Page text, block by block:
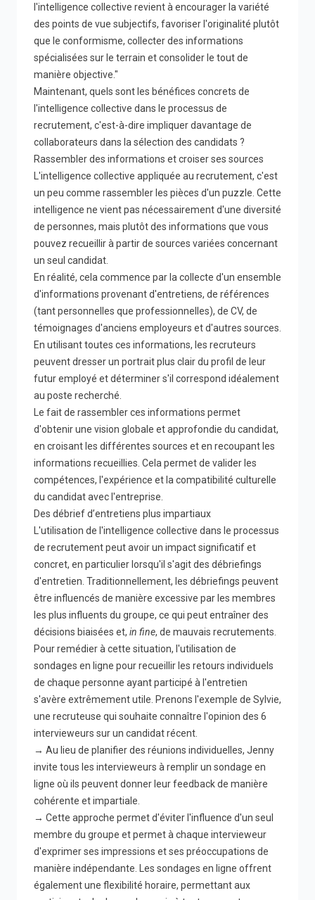
l'intelligence collective revient à encourager la variété
des points de vue subjectifs, favoriser l'originalité plutôt
que le conformisme, collecter des informations
spécialisées sur le terrain et consolider le tout de
manière objective."
Maintenant, quels sont les bénéfices concrets de
l'intelligence collective dans le processus de
recrutement, c'est-à-dire impliquer davantage de
collaborateurs dans la sélection des candidats ?
Rassembler des informations et croiser ses sources
L'intelligence collective appliquée au recrutement, c'est
un peu comme rassembler les pièces d'un puzzle. Cette
intelligence ne vient pas nécessairement d'une diversité
de personnes, mais plutôt des informations que vous
pouvez recueillir à partir de sources variées concernant
un seul candidat.
En réalité, cela commence par la collecte d'un ensemble
d'informations provenant d'entretiens, de références
(tant personnelles que professionnelles), de CV, de
témoignages d'anciens employeurs et d'autres sources.
En utilisant toutes ces informations, les recruteurs
peuvent dresser un portrait plus clair du profil de leur
futur employé et déterminer s'il correspond idéalement
au poste recherché.
Le fait de rassembler ces informations permet
d'obtenir une vision globale et approfondie du candidat,
en croisant les différentes sources et en recoupant les
informations recueillies. Cela permet de valider les
compétences, l'expérience et la compatibilité culturelle
du candidat avec l'entreprise.
Des débrief d’entretiens plus impartiaux
L'utilisation de l'intelligence collective dans le processus
de recrutement peut avoir un impact significatif et
concret, en particulier lorsqu'il s'agit des débriefings
d'entretien. Traditionnellement, les débriefings peuvent
être influencés de manière excessive par les membres
les plus influents du groupe, ce qui peut entraîner des
décisions biaisées et, in fine, de mauvais recrutements.
Pour remédier à cette situation, l'utilisation de
sondages en ligne pour recueillir les retours individuels
de chaque personne ayant participé à l'entretien
s'avère extrêmement utile. Prenons l'exemple de Sylvie,
une recruteuse qui souhaite connaître l'opinion des 6
intervieweurs sur un candidat récent.
→ Au lieu de planifier des réunions individuelles, Jenny
invite tous les intervieweurs à remplir un sondage en
ligne où ils peuvent donner leur feedback de manière
cohérente et impartiale.
→ Cette approche permet d'éviter l'influence d'un seul
membre du groupe et permet à chaque intervieweur
d'exprimer ses impressions et ses préoccupations de
manière indépendante. Les sondages en ligne offrent
également une flexibilité horaire, permettant aux